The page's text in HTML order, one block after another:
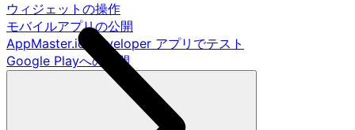
ウィジェットの操作
モバイルアプリの公開
AppMaster.io Developer アプリでテスト
Google Playへの公開